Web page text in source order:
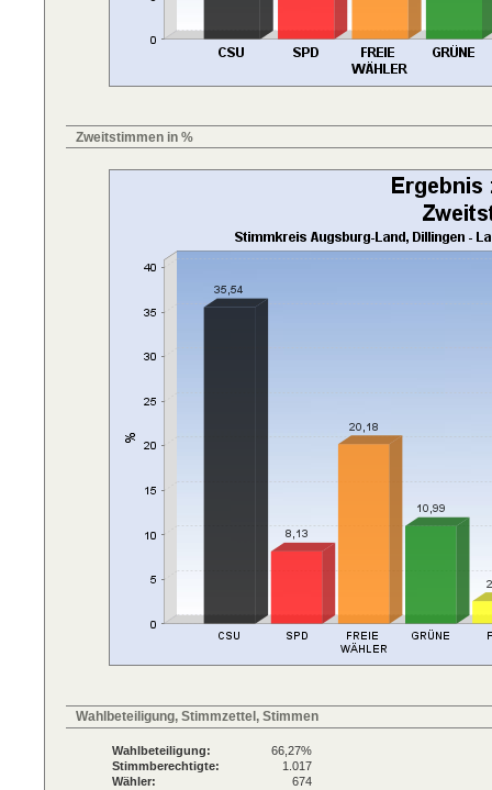
Zweitstimmen in %
Wahlbeteiligung, Stimmzettel, Stimmen
Wahlbeteiligung:
66,27%
Stimmberechtigte:
1.017
Wähler:
674